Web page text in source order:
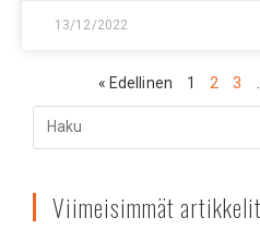
13/12/2022
« Edellinen 1 2 3
Viimeisimmät artikkelit